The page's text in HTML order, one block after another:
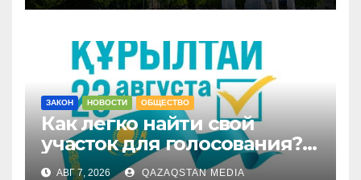
ЗАКОН НОВОСТИ ОБЩЕСТВО
Как легко найти свой
участок для голосования?
Запущен онлайн-сервис
АВГ 7, 2026 QAZAQSTAN MEDIA